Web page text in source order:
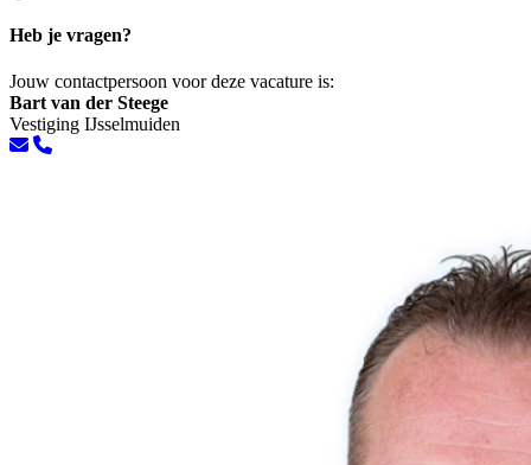
Heb je vragen?
Jouw contactpersoon voor deze vacature is:
Bart van der Steege
Vestiging IJsselmuiden